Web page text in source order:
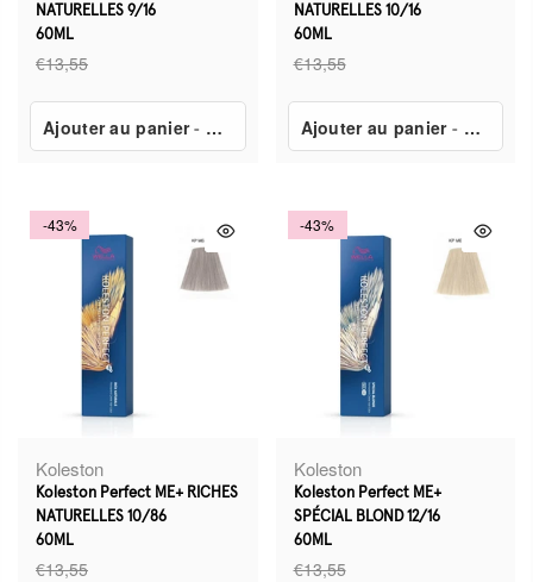
NATURELLES 9/16
60ML
€13,55
Ajouter au panier- €7,80
NATURELLES 10/16
60ML
€13,55
Ajouter au panier- €7,80
-43%
Koleston
Koleston Perfect ME+ RICHES
NATURELLES 10/86
60ML
€13,55
-43%
Koleston
Koleston Perfect ME+
SPÉCIAL BLOND 12/16
60ML
€13,55